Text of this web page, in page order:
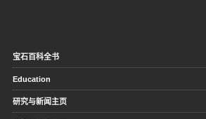
宝石百科全书
Education
研究与新闻主页